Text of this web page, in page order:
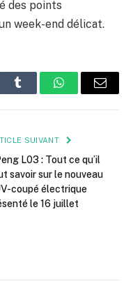
des points
week-end délicat.
Tumblr WhatsApp
E-
SUIVANT
L03 : Tout ce qu’il
savoir sur le nouveau
coupé électrique
le 16 juillet